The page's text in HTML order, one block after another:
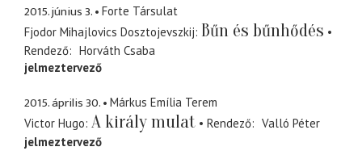
2015. június 3.
Forte Társulat
Fjodor Mihajlovics Dosztojevszkij Bűn és bűnhődés
Rendező
Horváth Csaba
jelmeztervező
2015. április 30.
Márkus Emília Terem
Victor Hugo A király mulat Rendező
Valló Péter
jelmeztervező